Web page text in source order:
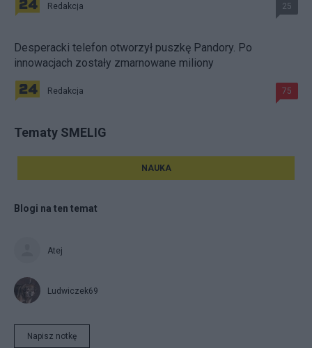
Redakcja 25
Desperacki telefon otworzył puszkę Pandory. Po
innowacjach zostały zmarnowane miliony
Redakcja 75
Tematy SMELIG
NAUKA
Blogi na ten temat
Atej
Ludwiczek69
Napisz notkę